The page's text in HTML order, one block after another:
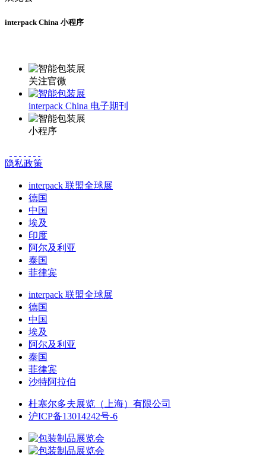
interpack China 小程序
关注官微
interpack China 电子期刊
小程序
隐私政策
interpack 联盟全球展
德国
中国
埃及
印度
阿尔及利亚
泰国
菲律宾
interpack 联盟全球展
德国
中国
埃及
阿尔及利亚
泰国
菲律宾
沙特阿拉伯
杜塞尔多夫展览（上海）有限公司
沪ICP备13014242号-6